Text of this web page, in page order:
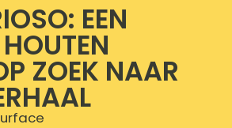
EEN
ZOEK NAAR